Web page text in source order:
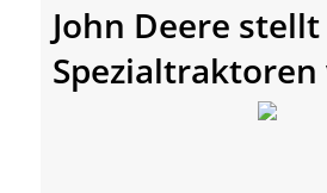
John Deere
Spezialtraktoren